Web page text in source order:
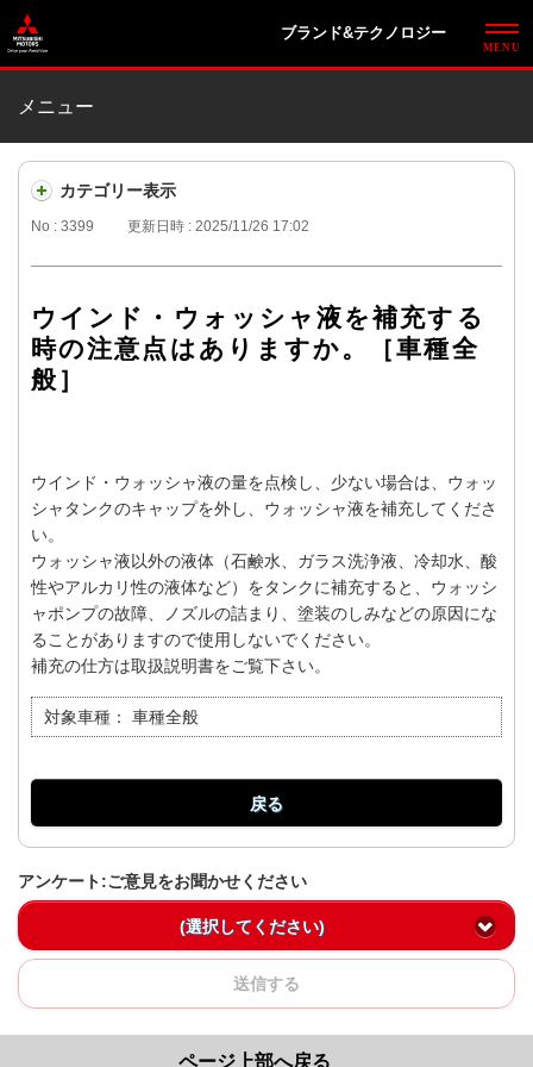
ブランド&テクノロジー
メニュー
カテゴリー表示
No : 3399 更新日時 : 2025/11/26 17:02
ウインド・ウォッシャ液を補充する
時の注意点はありますか。［車種全
般］
ウインド・ウォッシャ液の量を点検し、少ない場合は、ウォッ
シャタンクのキャップを外し、ウォッシャ液を補充してくださ
い。
ウォッシャ液以外の液体（石鹸水、ガラス洗浄液、冷却水、酸
性やアルカリ性の液体など）をタンクに補充すると、ウォッシ
ャポンプの故障、ノズルの詰まり、塗装のしみなどの原因にな
ることがありますので使用しないでください。
補充の仕方は取扱説明書をご覧下さい。
対象車種： 車種全般
戻る
アンケート:ご意見をお聞かせください
(選択してください)
送信する
ページ上部へ戻る